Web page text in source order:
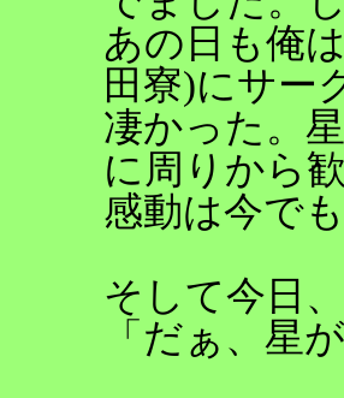
あの日も俺
田寮)にサー
凄かった。
に周りから
感動は今で
そして今日
「だぁ、星